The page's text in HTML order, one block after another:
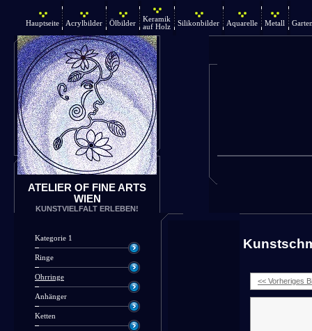
Hauptseite Acrylbilder Ölbilder
Keramik
auf Holz
Silikonbilder Aquarelle Metall
ATELIER OF FINE ARTS
WIEN
KUNSTVIELFALT ERLEBEN!
Kategorie 1
Ringe
Ohrringe
Anhänger
Ketten
<< Vorheriges